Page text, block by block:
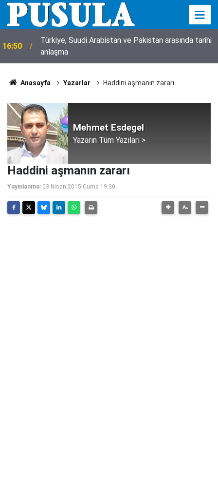
16:50
Türkiye, Suudi Arabistan ve Pakistan arasında tarihi
anlaşma
Anasayfa Yazarlar
Mehmet Esdegel
Yazarın Tüm Yazıları >
Yayınlanma: 03 Nisan 2015 Cuma 19:30